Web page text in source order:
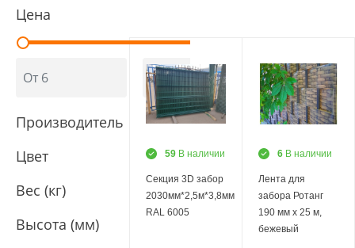
Цена
Производитель
Цвет
Вес (кг)
Высота (мм)
59 В наличии
Секция 3D забор
2030мм*2,5м*3,8мм
RAL 6005
6 В наличии
Лента для
забора Ротанг
190 мм х 25 м,
бежевый